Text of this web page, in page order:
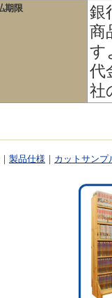
期限
銀
商
す
代
社
｜ 製品仕様 ｜ カットサンプ